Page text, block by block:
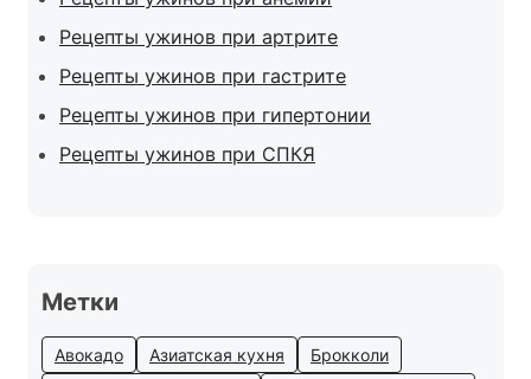
Рецепты ужинов при артрите
Рецепты ужинов при гастрите
Рецепты ужинов при гипертонии
Рецепты ужинов при СПКЯ
Метки
Авокадо Азиатская кухня
Брокколи